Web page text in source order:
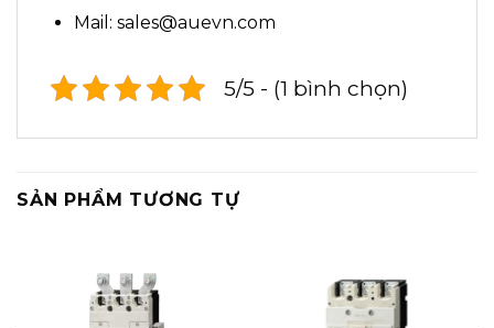
Mail: sales@auevn.com
5/5 - (1 bình chọn)
SẢN PHẨM TƯƠNG TỰ